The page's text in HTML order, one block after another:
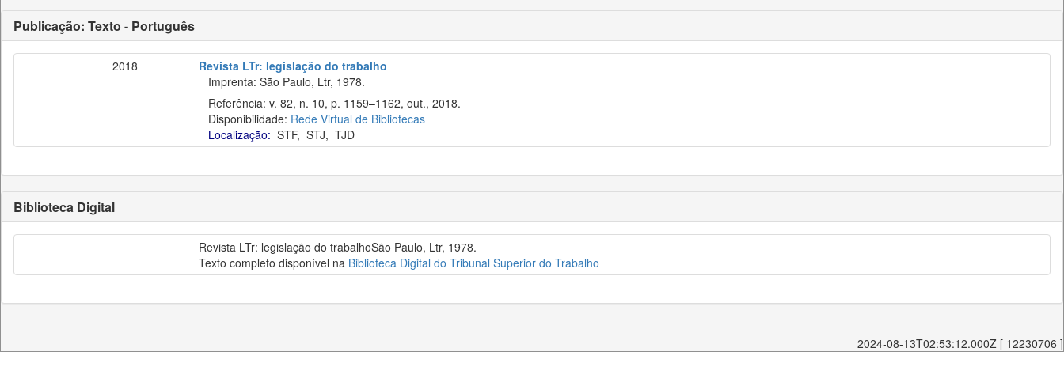
Publicação: Texto - Português
2018
Revista LTr: legislação do trabalho
Imprenta: São Paulo, Ltr, 1978.
Referência: v. 82, n. 10, p. 1159–1162, out., 2018.
Disponibilidade: Rede Virtual de Bibliotecas
Localização: STF, STJ, TJD
Biblioteca Digital
Revista LTr: legislação do trabalhoSão Paulo, Ltr, 1978.
Texto completo disponível na Biblioteca Digital do Tribunal Superior do Trabalho
2024-08-13T02:53:12.000Z [ 12230706 ]